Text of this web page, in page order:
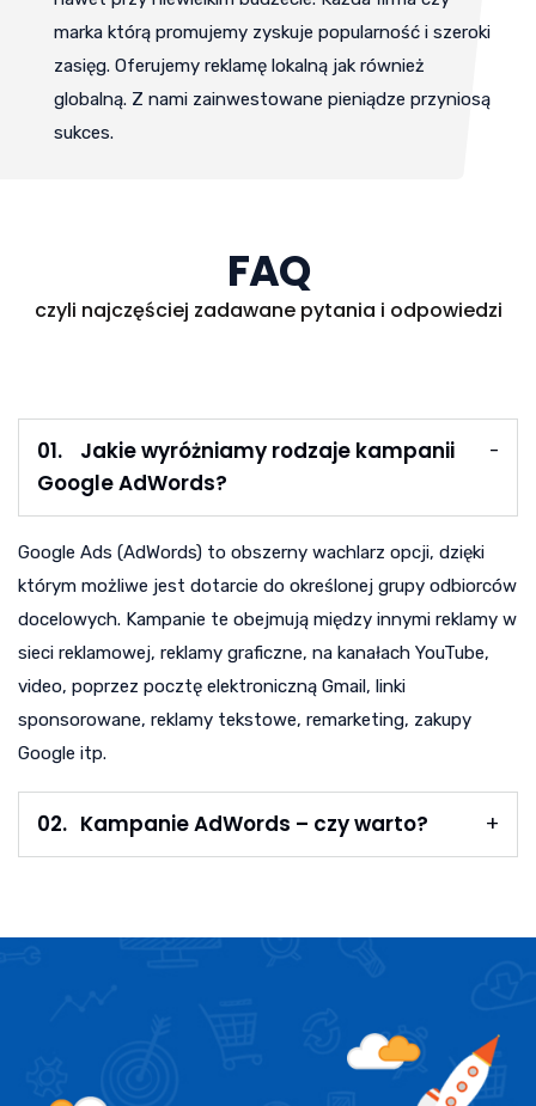
marka którą promujemy zyskuje popularność i szeroki
zasięg. Oferujemy reklamę lokalną jak również
globalną. Z nami zainwestowane pieniądze przyniosą
sukces.
FAQ
czyli najczęściej zadawane pytania i odpowiedzi
01.
Jakie wyróżniamy rodzaje kampanii
Google AdWords?
Google Ads (AdWords) to obszerny wachlarz opcji, dzięki
którym możliwe jest dotarcie do określonej grupy odbiorców
docelowych. Kampanie te obejmują między innymi reklamy w
sieci reklamowej, reklamy graficzne, na kanałach YouTube,
video, poprzez pocztę elektroniczną Gmail, linki
sponsorowane, reklamy tekstowe, remarketing, zakupy
Google itp.
02. Kampanie AdWords – czy warto?